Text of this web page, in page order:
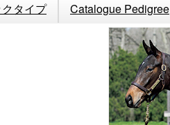
タイプ Catalogue Pedigree